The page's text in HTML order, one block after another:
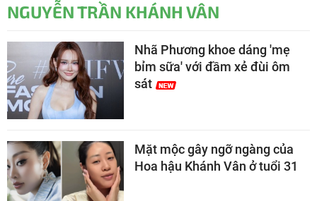
NGUYỄN TRẦN KHÁNH VÂN
Nhã Phương khoe dáng 'mẹ
bỉm sữa' với đầm xẻ đùi ôm
sát
Mặt mộc gây ngỡ ngàng của
Hoa hậu Khánh Vân ở tuổi 31